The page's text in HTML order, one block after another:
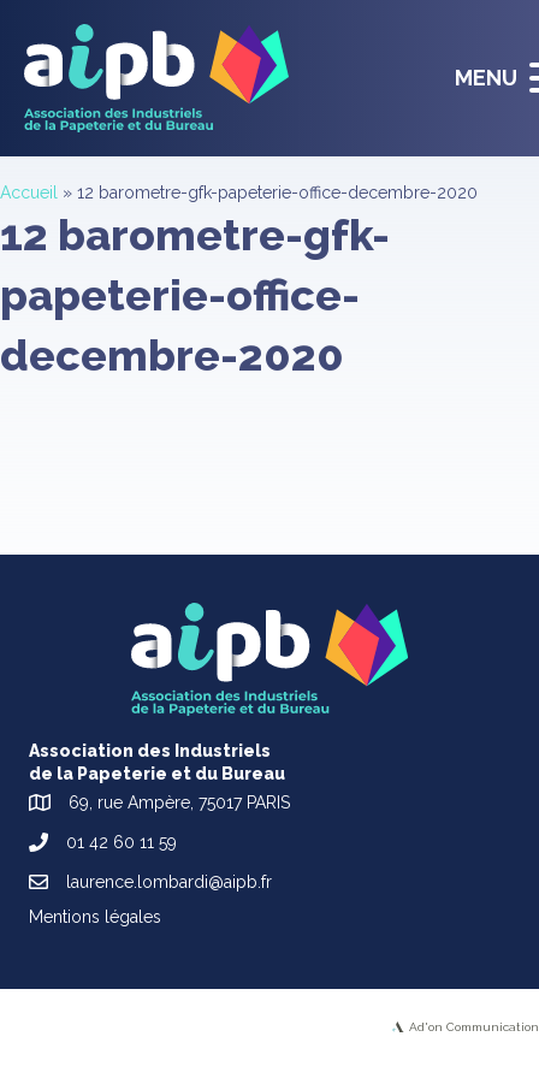
MENU
Accueil » 12 barometre-gfk-papeterie-office-decembre-2020
12 barometre-gfk-
papeterie-office-
decembre-2020
Association des Industriels
de la Papeterie et du Bureau
69, rue Ampère, 75017 PARIS
01 42 60 11 59
laurence.lombardi@aipb.fr
Mentions légales
Ad'on Communication